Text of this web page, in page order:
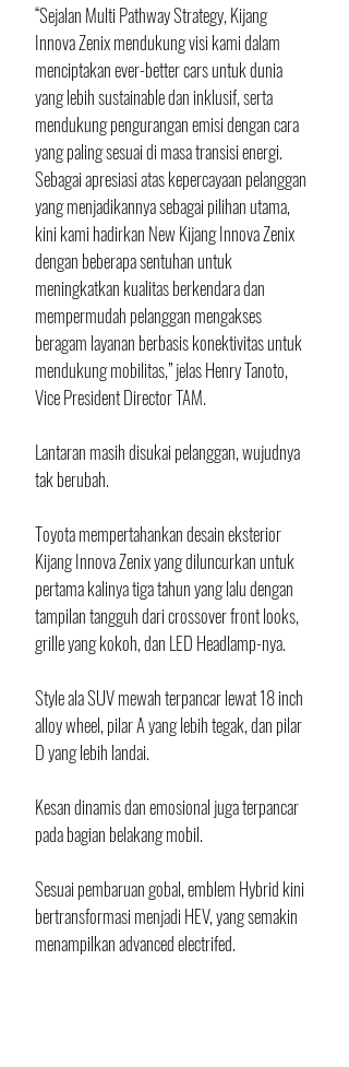
“Sejalan Multi Pathway Strategy, Kijang
Innova Zenix mendukung visi kami dalam
menciptakan ever-better cars untuk dunia
yang lebih sustainable dan inklusif, serta
mendukung pengurangan emisi dengan cara
yang paling sesuai di masa transisi energi.
Sebagai apresiasi atas kepercayaan pelanggan
yang menjadikannya sebagai pilihan utama,
kini kami hadirkan New Kijang Innova Zenix
dengan beberapa sentuhan untuk
meningkatkan kualitas berkendara dan
mempermudah pelanggan mengakses
beragam layanan berbasis konektivitas untuk
mendukung mobilitas,” jelas Henry Tanoto,
Vice President Director TAM.
Lantaran masih disukai pelanggan, wujudnya
tak berubah.
Toyota mempertahankan desain eksterior
Kijang Innova Zenix yang diluncurkan untuk
pertama kalinya tiga tahun yang lalu dengan
tampilan tangguh dari crossover front looks,
grille yang kokoh, dan LED Headlamp-nya.
Style ala SUV mewah terpancar lewat 18 inch
alloy wheel, pilar A yang lebih tegak, dan pilar
D yang lebih landai.
Kesan dinamis dan emosional juga terpancar
pada bagian belakang mobil.
Sesuai pembaruan gobal, emblem Hybrid kini
bertransformasi menjadi HEV, yang semakin
menampilkan advanced electrifed.